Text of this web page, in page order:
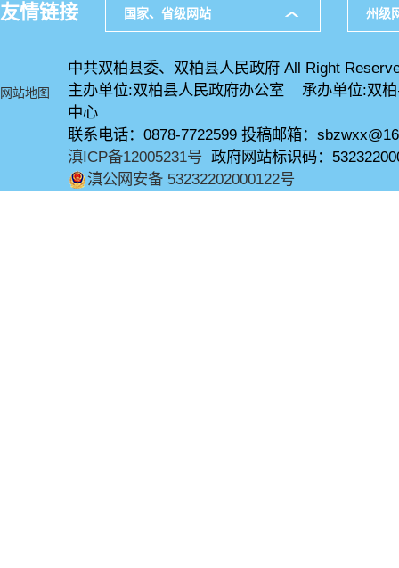
友情链接 国家、省级网站 州级
网站地图
中共双柏县委、双柏县人民政府 All Right
主办单位:双柏县人民政府办公室 承办单位:双
中心
联系电话：0878-7722599 投稿邮箱：
滇ICP备12005231号 政府网站标识码：
滇公网安备 53232202000122号